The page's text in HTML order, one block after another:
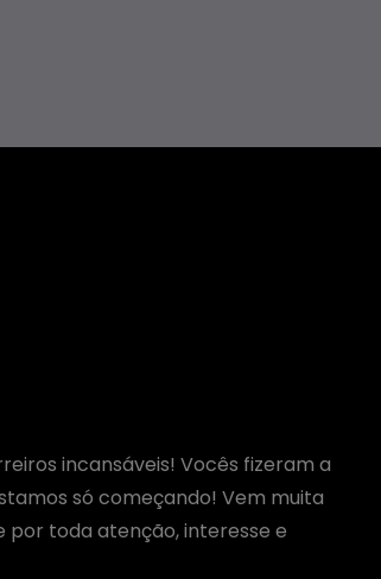
incansáveis! Vocês fizeram a
só começando! Vem muita
toda atenção, interesse e